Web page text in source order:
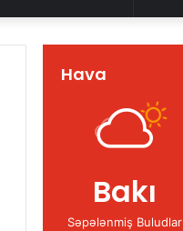
Hava
Bakı
Səpələnmiş Buludlar